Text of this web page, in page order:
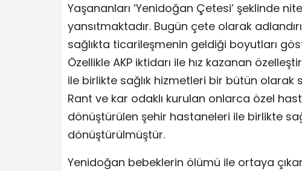
Yaşananları ‘Yenidoğan Çetesi’ şeklinde
yansıtmaktadır. Bugün çete olarak
sağlıkta ticarileşmenin geldiği boyutları
Özellikle AKP iktidarı ile hız kazanan
ile birlikte sağlık hizmetleri bir bütün olarak
Rant ve kar odaklı kurulan onlarca özel
dönüştürülen şehir hastaneleri ile birlikte
dönüştürülmüştür.
Yenidoğan bebeklerin ölümü ile ortaya